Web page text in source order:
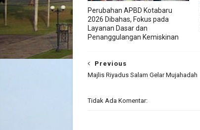
Perubahan APBD Kotabaru
2026 Dibahas, Fokus pada
Layanan Dasar dan
Penanggulangan Kemiskinan
Previous
Majlis Riyadus Salam Gelar Mujahadah
Tidak Ada Komentar: